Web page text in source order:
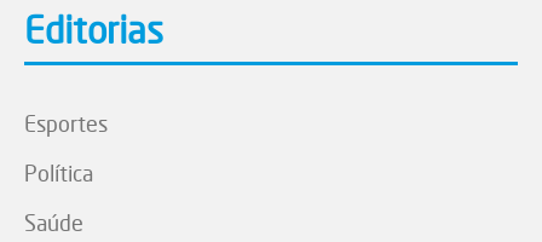
Editorias
Esportes
Política
Saúde